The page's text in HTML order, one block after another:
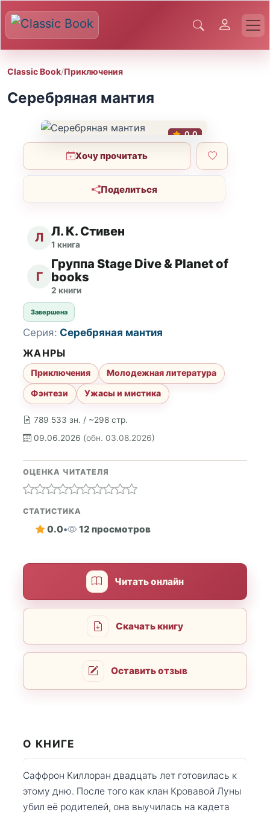
Classic Book/Приключения
Серебряная мантия
0.0
Хочу прочитать
Поделиться
Л Л. К. Стивен
1 книга
Г
Группа Stage Dive & Planet of
books
2 книги
Завершена
789 533 зн. / ~298 стр.
09.06.2026 (обн. 03.08.2026)
Серия: Серебряная мантия
ЖАНРЫ
Приключения
Молодежная литература
Фэнтези
Ужасы и мистика
ОЦЕНКА ЧИТАТЕЛЯ
СТАТИСТИКА
0.0• 12 просмотров
Читать онлайн
Скачать книгу
Оставить отзыв
О КНИГЕ
Саффрон Киллоран двадцать лет готовилась к
этому дню. После того как клан Кровавой Луны
убил её родителей, она выучилась на кадета